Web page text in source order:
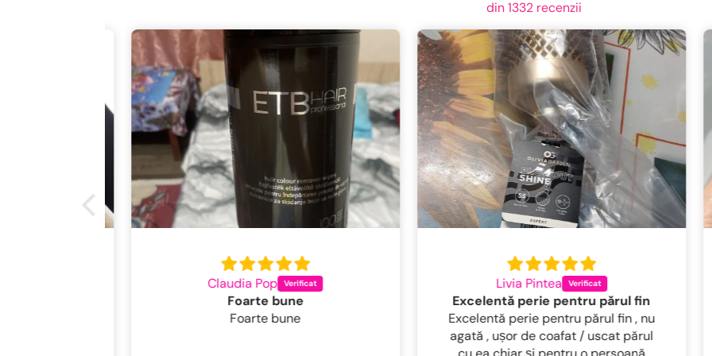
din 1332 recenzii
Claudia Pop
Foarte bune
Foarte bune
Livia Pintea
Excelentă perie pentru părul fin
Excelentă perie pentru părul fin , nu
agată , ușor de coafat / uscat părul